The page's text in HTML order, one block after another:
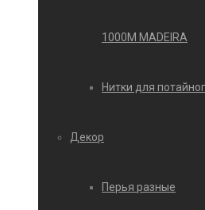
1000М MADEIRA
Нитки для
Декор
Перья разные